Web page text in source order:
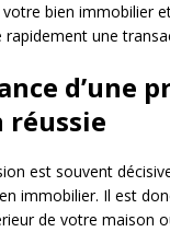
bien immobilier
rapidement une
d’une
réussie
est souvent
immobilier. Il est
de votre maison